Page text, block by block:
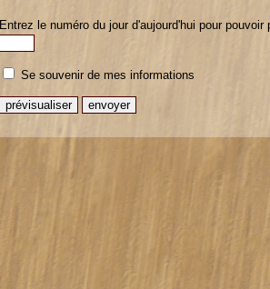
Entrez le numéro du jour d'aujourd'hui pour pouvoir
Se souvenir de mes informations